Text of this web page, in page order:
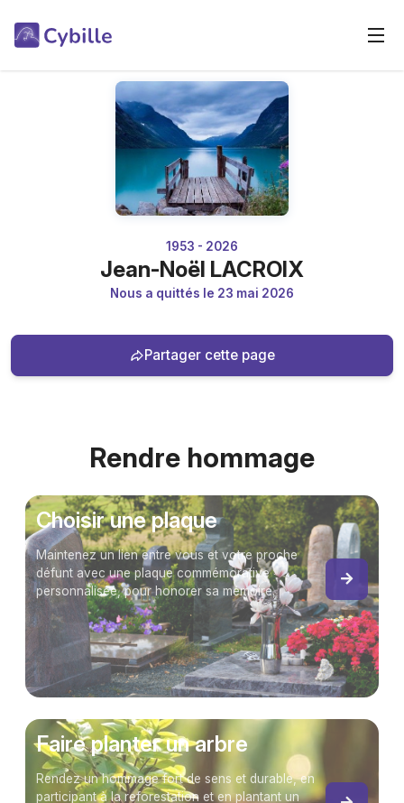
1953 - 2026
Jean-Noël LACROIX
Nous a quittés le 23 mai 2026
Partager cette page
Rendre hommage
Choisir une plaque
Maintenez un lien entre vous et votre proche
défunt avec une plaque commémorative
personnalisée, pour honorer sa mémoire.
Faire planter un arbre
Rendez un hommage fort de sens et durable, en
participant à la reforestation et en plantant un